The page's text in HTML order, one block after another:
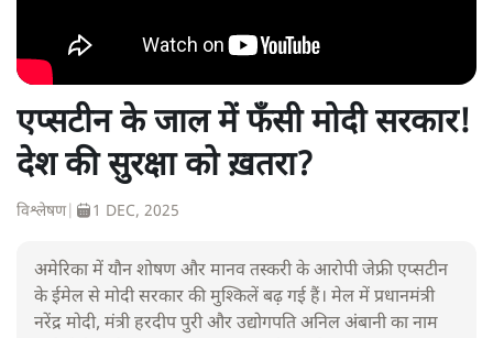
एप्सटीन के जाल में फँसी मोदी सरकार!
देश की सुरक्षा को ख़तरा?
विश्लेषण| 1 DEC, 2025
अमेरिका में यौन शोषण और मानव तस्करी के आरोपी जेफ्री एप्सटीन
के ईमेल से मोदी सरकार की मुश्किलें बढ़ गई हैं। मेल में प्रधानमंत्री
नरेंद्र मोदी, मंत्री हरदीप पुरी और उद्योगपति अनिल अंबानी का नाम